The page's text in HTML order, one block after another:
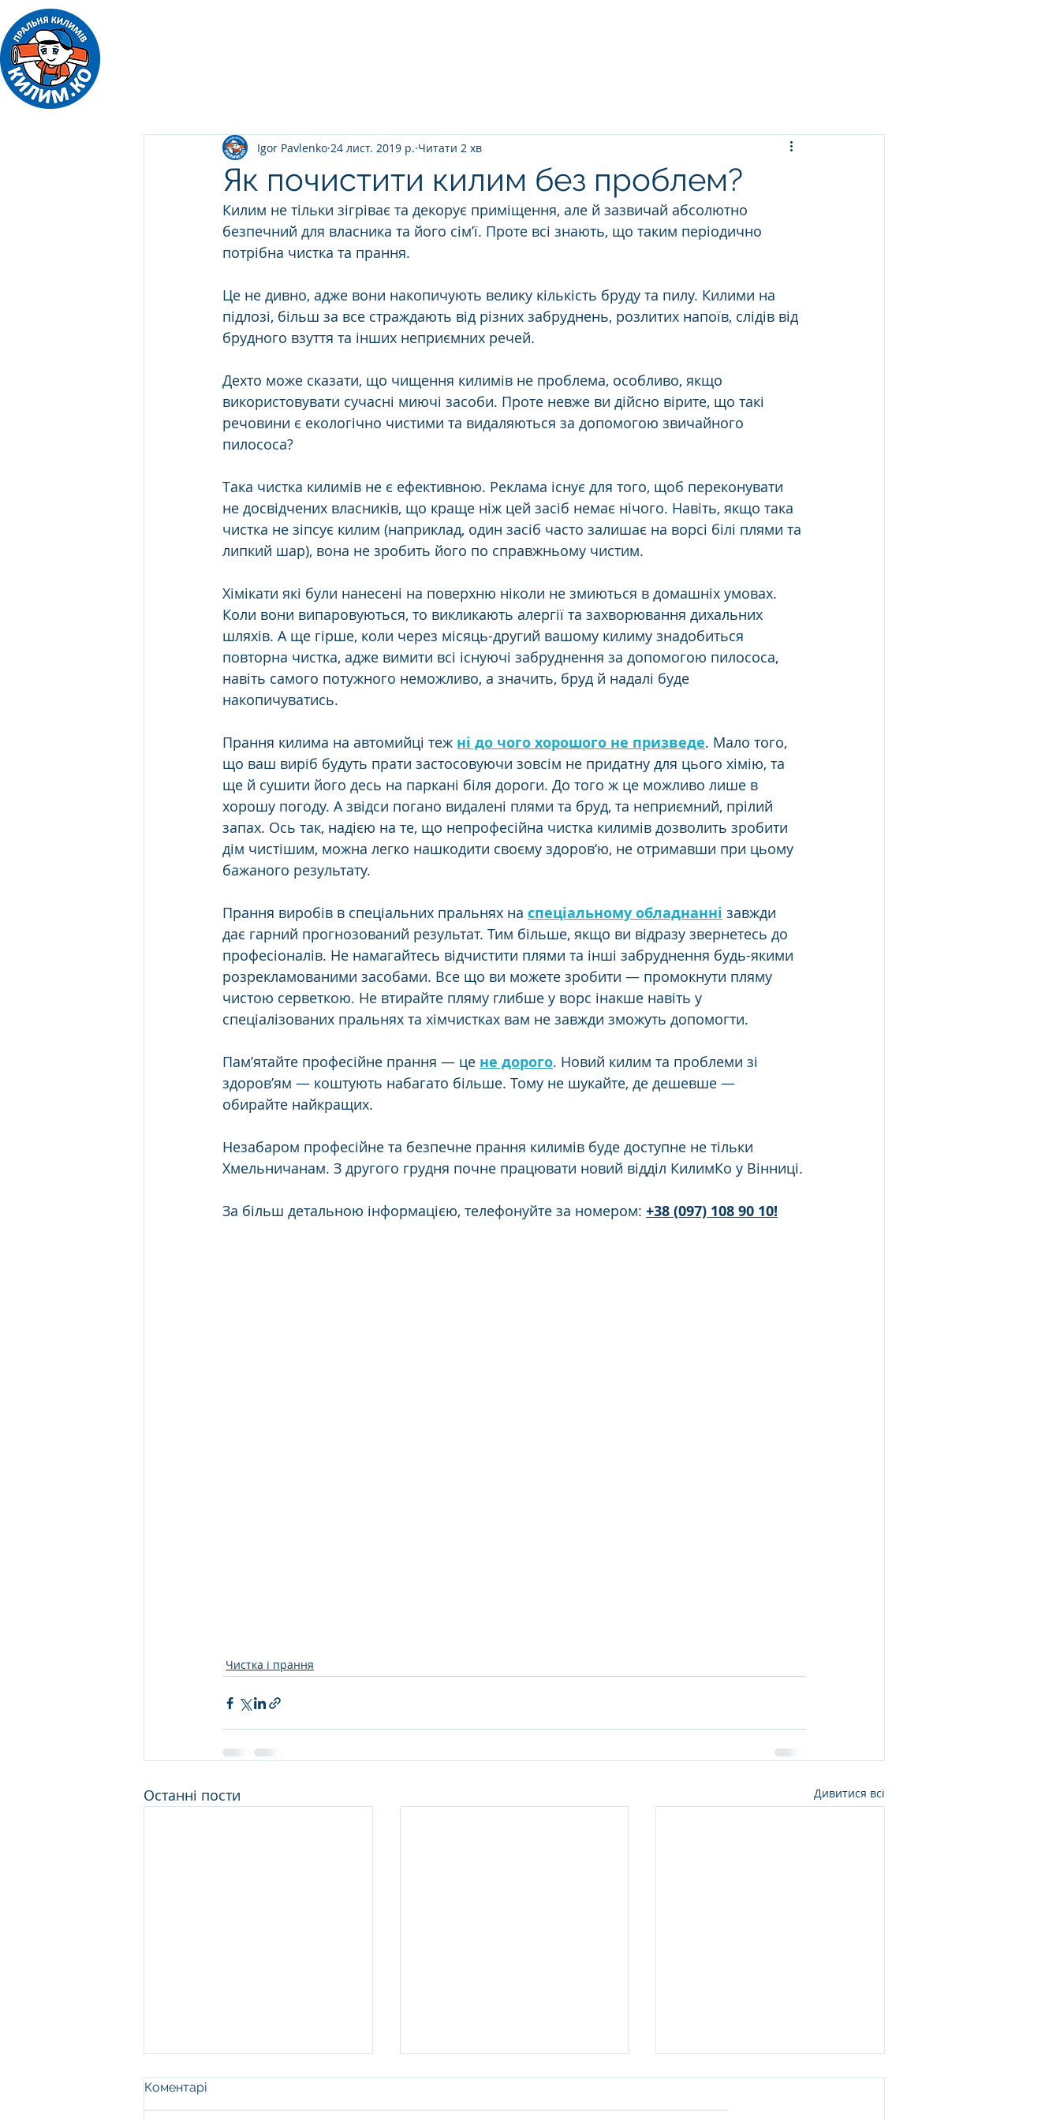
Як почистити килим без проблем?
Igor Pavlenko 24 лист. 2019 р. Читати 2 хв
Килим не тільки зігріває та декорує приміщення, але й зазвичай абсолютно
безпечний для власника та його сім’ї. Проте всі знають, що таким періодично
потрібна чистка та прання.
Це не дивно, адже вони накопичують велику кількість бруду та пилу. Килими на
підлозі, більш за все страждають від різних забруднень, розлитих напоїв, слідів від
брудного взуття та інших неприємних речей.
Дехто може сказати, що чищення килимів не проблема, особливо, якщо
використовувати сучасні миючі засоби. Проте невже ви дійсно вірите, що такі
речовини є екологічно чистими та видаляються за допомогою звичайного
пилососа?
Така чистка килимів не є ефективною. Реклама існує для того, щоб переконувати
не досвідчених власників, що краще ніж цей засіб немає нічого. Навіть, якщо така
чистка не зіпсує килим (наприклад, один засіб часто залишає на ворсі білі плями та
липкий шар), вона не зробить його по справжньому чистим.
Хімікати які були нанесені на поверхню ніколи не змиються в домашніх умовах.
Коли вони випаровуються, то викликають алергії та захворювання дихальних
шляхів. А ще гірше, коли через місяць-другий вашому килиму знадобиться
повторна чистка, адже вимити всі існуючі забруднення за допомогою пилососа,
навіть самого потужного неможливо, а значить, бруд й надалі буде
накопичуватись.
Прання килима на автомийці теж ні до чого хорошого не призведе. Мало того,
що ваш виріб будуть прати застосовуючи зовсім не придатну для цього хімію, та
ще й сушити його десь на паркані біля дороги. До того ж це можливо лише в
хорошу погоду. А звідси погано видалені плями та бруд, та неприємний, прілий
запах. Ось так, надією на те, що непрофесійна чистка килимів дозволить зробити
дім чистішим, можна легко нашкодити своєму здоров‘ю, не отримавши при цьому
бажаного результату.
Прання виробів в спеціальних пральнях на спеціальному обладнанні завжди
дає гарний прогнозований результат. Тим більше, якщо ви відразу звернетесь до
професіоналів. Не намагайтесь відчистити плями та інші забруднення будь-якими
розрекламованими засобами. Все що ви можете зробити — промокнути пляму
чистою серветкою. Не втирайте пляму глибше у ворс інакше навіть у
спеціалізованих пральнях та хімчистках вам не завжди зможуть допомогти.
Пам’ятайте професійне прання — це не дорого. Новий килим та проблеми зі
здоров’ям — коштують набагато більше. Тому не шукайте, де дешевше —
обирайте найкращих.
Незабаром професійне та безпечне прання килимів буде доступне не тільки
Хмельничанам. З другого грудня почне працювати новий відділ КилимКо у Вінниці.
За більш детальною інформацією, телефонуйте за номером: +38 (097) 108 90 10!
Чистка і прання
Останні пости Дивитися всі
Коментарі